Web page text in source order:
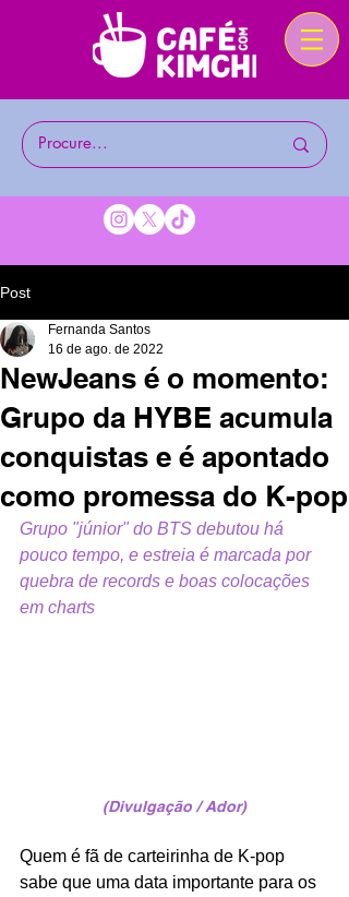
Post
NewJeans é o momento:
Grupo da HYBE acumula
conquistas e é apontado
como promessa do K-pop
Fernanda Santos
16 de ago. de 2022
Grupo "júnior" do BTS debutou há
pouco tempo, e estreia é marcada por
quebra de records e boas colocações
em charts
(Divulgação / Ador)
Quem é fã de carteirinha de K-pop
sabe que uma data importante para os